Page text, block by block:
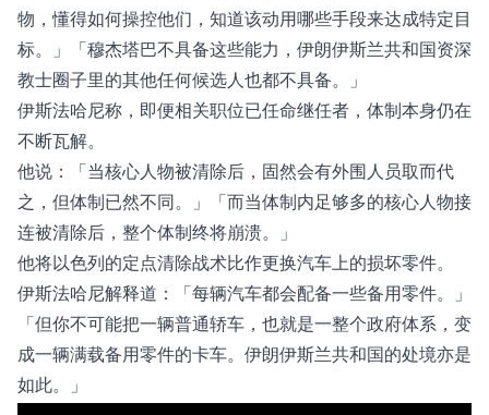
物，懂得如何操控他们，知道该动用哪些手段来达成特定目
标。」「穆杰塔巴不具备这些能力，伊朗伊斯兰共和国资深
教士圈子里的其他任何候选人也都不具备。」
伊斯法哈尼称，即便相关职位已任命继任者，体制本身仍在
不断瓦解。
他说：「当核心人物被清除后，固然会有外围人员取而代
之，但体制已然不同。」「而当体制内足够多的核心人物接
连被清除后，整个体制终将崩溃。」
他将以色列的定点清除战术比作更换汽车上的损坏零件。
伊斯法哈尼解释道：「每辆汽车都会配备一些备用零件。」
「但你不可能把一辆普通轿车，也就是一整个政府体系，变
成一辆满载备用零件的卡车。伊朗伊斯兰共和国的处境亦是
如此。」